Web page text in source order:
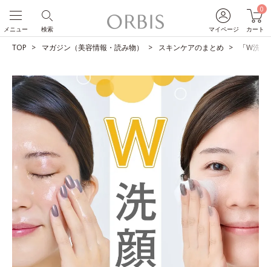
マイページ
0
カート
検索
メニュー
TOP マガジン（美容情報・読み物） スキンケアのまとめ 「W洗